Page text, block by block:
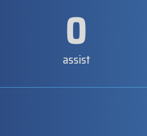
0
assist